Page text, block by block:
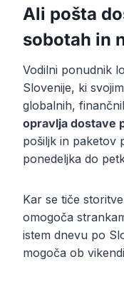
Ali pošta
sobotah in
Vodilni ponudnik
Slovenije, ki
globalnih,
opravlja dostave
pošiljk in paketov
ponedeljka do
Kar se tiče
omogoča
istem dnevu po
mogoča ob